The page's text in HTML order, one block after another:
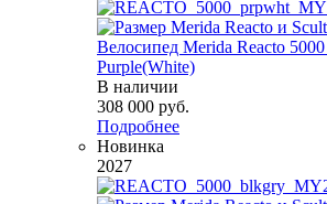
Велосипед Merida Reacto
Purple(White)
В наличии
308 000 руб.
Подробнее
Новинка
2027